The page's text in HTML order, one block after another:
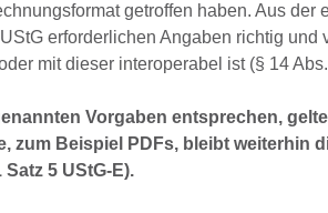
getroffen haben. Aus
erforderlichen Angaben richtig
mit dieser interoperabel ist (§ 14
Vorgaben entsprechen,
Beispiel PDFs, bleibt weiterhin
5 UStG-E).